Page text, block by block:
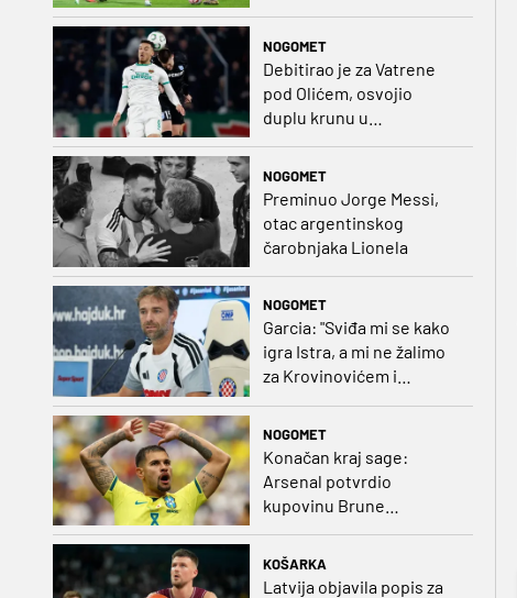
gosti promijenili
prvo kolo
NOGOMET
Debitirao je za Vatrene
pod Olićem, osvojio
duplu krunu u
Rumunjskoj pa preselio
NOGOMET
Preminuo Jorge Messi,
otac argentinskog
čarobnjaka Lionela
NOGOMET
Garcia: "Sviđa mi se kako
igra Istra, a mi ne žalimo
za Krovinovićem i
NOGOMET
Konačan kraj sage:
Arsenal potvrdio
kupovinu Brune
Guimaraesa
KOŠARKA
Latvija objavila popis za